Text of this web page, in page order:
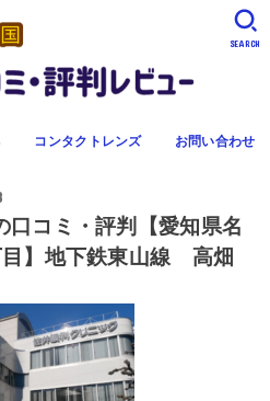
コンタクトレンズ お問い合わせ
SEARCH
口コミ・評判【愛知県名
】地下鉄東山線 高畑